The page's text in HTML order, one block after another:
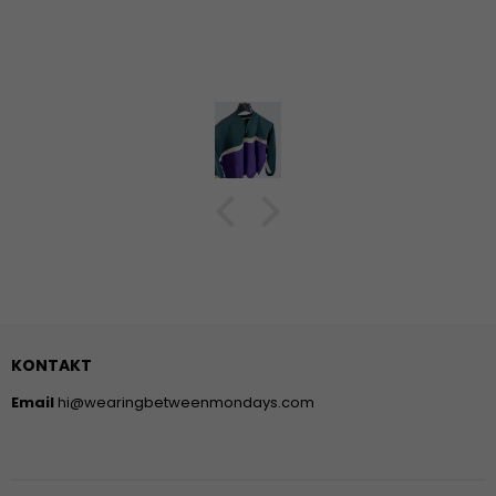
KONTAKT
Email hi@wearingbetweenmondays.com